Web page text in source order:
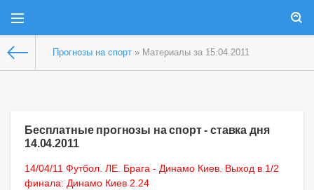
Прогнозы на спорт » Материалы за 15.04.2011
Бесплатные прогнозы на спорт - ставка дня
14.04.2011
14/04/11 Футбол. ЛЕ. Брага - Динамо Киев. Выход в 1/2
финала: Динамо Киев 2.24